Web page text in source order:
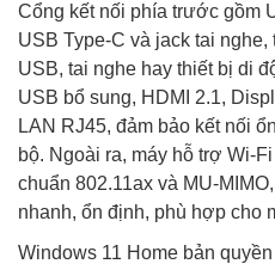
Cổng kết nối phía trước gồm
USB Type-C và jack tai
USB, tai nghe hay thiết bị di
USB bổ sung, HDMI 2.1,
LAN RJ45, đảm bảo kết nối
bộ. Ngoài ra, máy hỗ trợ Wi-
chuẩn 802.11ax và MU-
nhanh, ổn định, phù hợp cho
Windows 11 Home bản